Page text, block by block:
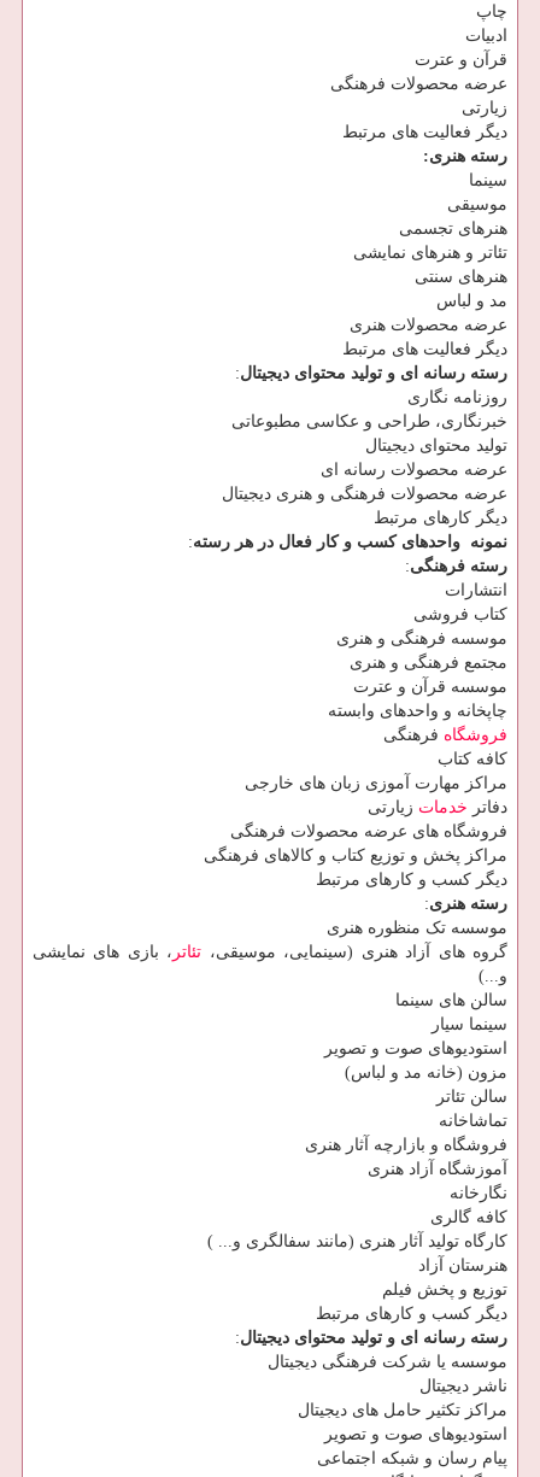
چاپ
ادبیات
قرآن و عترت
عرضه محصولات فرهنگی
زیارتی
دیگر فعالیت ‏های مرتبط
رسته هنری:
سینما
موسیقی
هنرهای تجسمی
تئاتر و هنرهای نمایشی
هنرهای سنتی
مد و لباس
عرضه محصولات هنری
دیگر فعالیت ‏های مرتبط
رسته رسانه ای و تولید محتوای دیجیتال:
روزنامه ‏نگاری
خبرنگاری، طراحی و عکاسی مطبوعاتی
تولید محتوای دیجیتال
عرضه محصولات رسانه ‏ای
عرضه محصولات فرهنگی و هنری دیجیتال
دیگر کارهای مرتبط
نمونه ‏ واحدهای کسب و کار فعال در هر رسته:
رسته فرهنگی:
انتشارات
کتاب فروشی
موسسه فرهنگی و هنری
مجتمع فرهنگی و هنری
موسسه قرآن و عترت
چاپخانه و واحدهای وابسته
فروشگاه فرهنگی
کافه کتاب
مراکز مهارت آموزی زبان های خارجی
دفاتر خدمات زیارتی
فروشگاه‏ های عرضه محصولات فرهنگی
مراکز پخش و توزیع کتاب و کالاهای فرهنگی
دیگر کسب و کار‏های مرتبط
رسته هنری:
موسسه تک منظوره هنری
گروه‏ های آزاد هنری (سینمایی، موسیقی، تئاتر ، بازی‏ های نمایشی
و...)
سالن‏ های سینما
سینما سیار
استودیوهای صوت و تصویر
مزون (خانه مد و لباس)
سالن تئاتر
تماشاخانه
فروشگاه و بازارچه آثار هنری
آموزشگاه آزاد هنری
نگارخانه
کافه گالری
کارگاه تولید آثار هنری (مانند سفالگری و... )
هنرستان آزاد
توزیع و پخش فیلم
دیگر کسب و کار‏های مرتبط
رسته رسانه ای و تولید محتوای دیجیتال:
موسسه یا شرکت فرهنگی دیجیتال
ناشر دیجیتال
مراکز تکثیر حامل‏ های دیجیتال
استودیوهای صوت و تصویر
پیام رسان و شبکه اجتماعی